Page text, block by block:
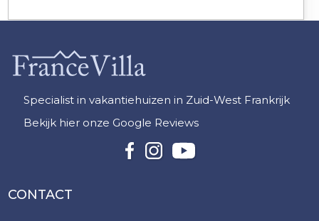
Specialist in vakantiehuizen in Zuid-West Frankrijk
Bekijk hier onze Google Reviews
CONTACT